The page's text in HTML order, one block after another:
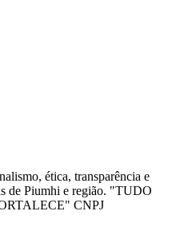
ética, transparência e
de Piumhi e região. "TUDO
CNPJ